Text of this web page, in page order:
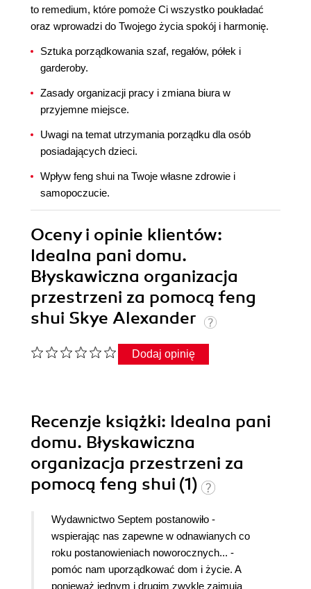
to remedium, które pomoże Ci wszystko poukładać
oraz wprowadzi do Twojego życia spokój i harmonię.
Sztuka porządkowania szaf, regałów, półek i
garderoby.
Zasady organizacji pracy i zmiana biura w
przyjemne miejsce.
Uwagi na temat utrzymania porządku dla osób
posiadających dzieci.
Wpływ feng shui na Twoje własne zdrowie i
samopoczucie.
Oceny i opinie klientów:
Idealna pani domu.
Błyskawiczna organizacja
przestrzeni za pomocą feng
shui Skye Alexander
Dodaj opinię
Recenzje książki: Idealna pani
domu. Błyskawiczna
organizacja przestrzeni za
pomocą feng shui (1)
Wydawnictwo Septem postanowiło -
wspierając nas zapewne w odnawianych co
roku postanowieniach noworocznych... -
pomóc nam uporządkować dom i życie. A
ponieważ jednym i drugim zwykle zajmują